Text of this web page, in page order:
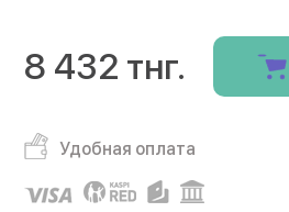
8 432 тнг.
Удобная оплата